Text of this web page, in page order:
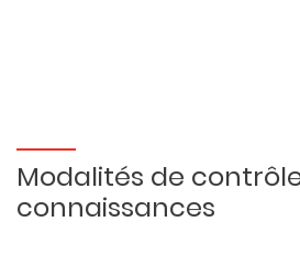
Modalités de
connaissances